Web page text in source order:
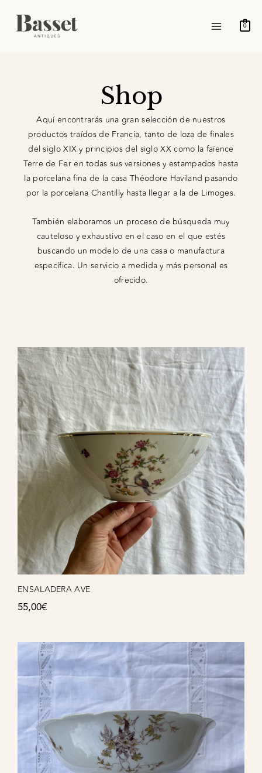
contenido
MENU0
Shop
Aquí encontrarás una gran selección de nuestros
productos traídos de Francia, tanto de loza de finales
del siglo XIX y principios del siglo XX como la faïence
Terre de Fer en todas sus versiones y estampados hasta
la porcelana fina de la casa Théodore Haviland pasando
por la porcelana Chantilly hasta llegar a la de Limoges.
También elaboramos un proceso de búsqueda muy
cauteloso y exhaustivo en el caso en el que estés
buscando un modelo de una casa o manufactura
específica. Un servicio a medida y más personal es
ofrecido.
ENSALADERA AVE
55,00€